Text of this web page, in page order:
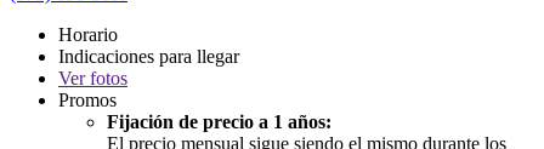
Horario
Indicaciones para llegar
Verfotos
Promos
Fijación de precio a 1 años:
El precio mensual sigue siendo el mismo durante los